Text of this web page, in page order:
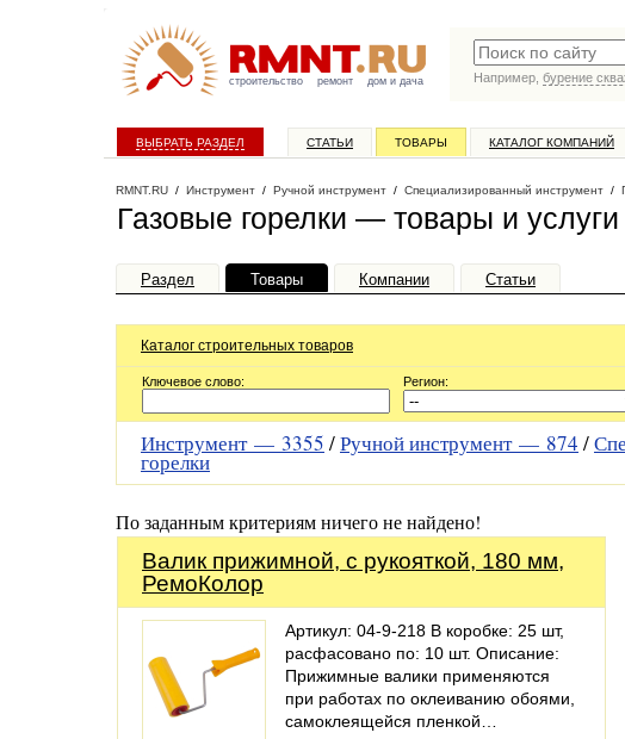
строительство ремонт дом и дача
Например, бурение
ВЫБРАТЬ РАЗДЕЛ СТАТЬИ ТОВАРЫ КАТАЛОГ КОМПАНИЙ
RMNT.RU / Инструмент / Ручной инструмент / Специализированный инструмент /
Газовые горелки — товары и услуги
Раздел Товары Компании Статьи
Каталог строительных товаров
Ключевое слово: Регион:
Инструмент — 3355 /Ручной инструмент — 874 /
горелки
По заданным критериям ничего не найдено!
Валик прижимной, с рукояткой, 180 мм,
РемоКолор
Артикул: 04-9-218 В коробке: 25 шт,
расфасовано по: 10 шт. Описание:
Прижимные валики применяются
при работах по оклеиванию обоями,
самоклеящейся пленкой…